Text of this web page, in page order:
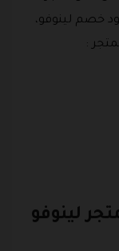
خصم لينوفو،
:
لينوفو